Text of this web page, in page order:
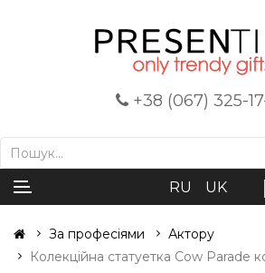
+38 (067) 325-
RU UK
За професіями
Актору
Колекційна статуетка Cow Parade